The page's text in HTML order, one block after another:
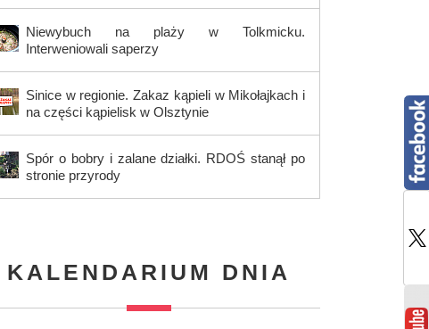
Niewybuch na plaży w Tolkmicku.
Interweniowali saperzy
Sinice w regionie. Zakaz kąpieli w Mikołajkach i
na części kąpielisk w Olsztynie
Spór o bobry i zalane działki. RDOŚ stanął po
stronie przyrody
KALENDARIUM DNIA